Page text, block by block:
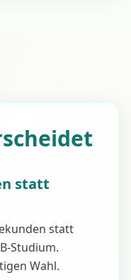
statt
statt
Studium.
Wahl.